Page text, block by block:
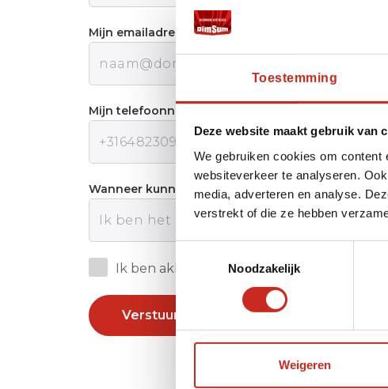
Toestemming
Deze website maakt gebruik van
We gebruiken cookies om
websiteverkeer te analyseren.
media, adverteren en analyse.
verstrekt of die ze hebben
Noodzakelijk
Weigeren
Mijn emailadres:
Mijn telefoonnummer:
Wanneer kunnen wij u het beste telefonisch
Ik ben akkoord met de Privacy policy
Verstuur